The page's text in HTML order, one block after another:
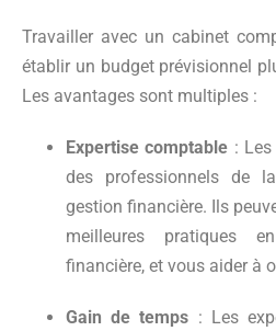
Travailler avec un cabinet
établir un budget prévisionnel
Les avantages sont multiples :
Expertise comptable :
des professionnels de
gestion financière. Ils
meilleures pratiques
financière, et vous aider à
Gain de temps : Les